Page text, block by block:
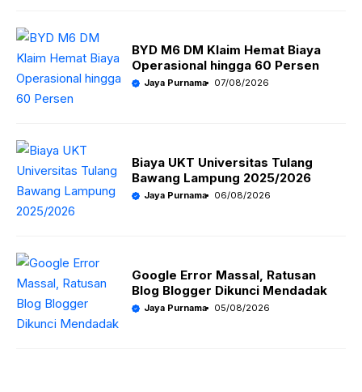
BYD M6 DM Klaim Hemat Biaya
Operasional hingga 60 Persen
Jaya Purnama 07/08/2026
Biaya UKT Universitas Tulang
Bawang Lampung 2025/2026
Jaya Purnama 06/08/2026
Google Error Massal, Ratusan
Blog Blogger Dikunci Mendadak
Jaya Purnama 05/08/2026